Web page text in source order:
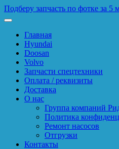
Подберу запчасть по фотке за 5
Главная
Hyundai
Doosan
Volvo
Запчасти спецтехники
Оплата / реквизиты
Доставка
О нас
Группа компаний
Политика
Ремонт насосов
Отгрузки
Контакты